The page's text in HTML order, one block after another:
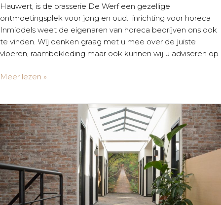
Hauwert, is de brasserie De Werf een gezellige
ontmoetingsplek voor jong en oud. inrichting voor horeca
Inmiddels weet de eigenaren van horeca bedrijven ons ook
te vinden. Wij denken graag met u mee over de juiste
vloeren, raambekleding maar ook kunnen wij u adviseren op
Meer lezen »
Planmasters
|
Zwaag